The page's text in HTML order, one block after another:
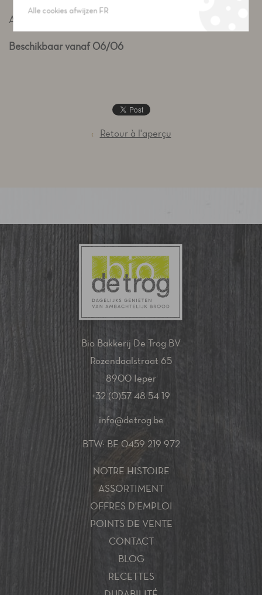
Afgewerkt met sesam- & nigella zaden.
Beschikbaar vanaf 06/06
‹ Retour à l'aperçu
Bio Bakkerij De Trog BV
Rozendaalstraat 65
8900 Ieper
+32 (0)57 48 54 19
info@detrog.be
BTW: BE 0459 219 972
NOTRE HISTOIRE
ASSORTIMENT
OFFRES D'EMPLOI
POINTS DE VENTE
CONTACT
BLOG
RECETTES
Alle cookies afwijzen FR